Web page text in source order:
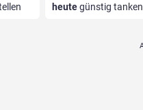
heutegünstig tanken